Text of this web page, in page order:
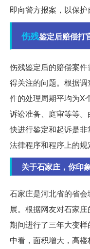
即向警方报案，以保护
伤残鉴定后赔偿打
伤残鉴定后的赔偿案
得关注的问题。根据
件的处理周期平均为X
诉讼准备、庭审等等
快进行鉴定和起诉是
法律程序和程序上的规
关于石家庄，你印
石家庄是河北省的省
展。根据网友对石家
期间进行了三年大变
中看，面积增大，高